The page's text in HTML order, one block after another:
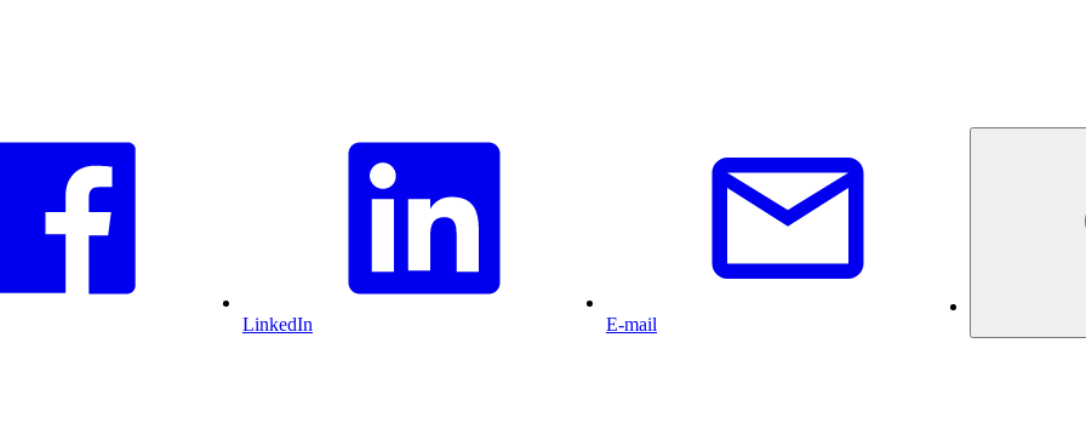
LinkedIn E-mail